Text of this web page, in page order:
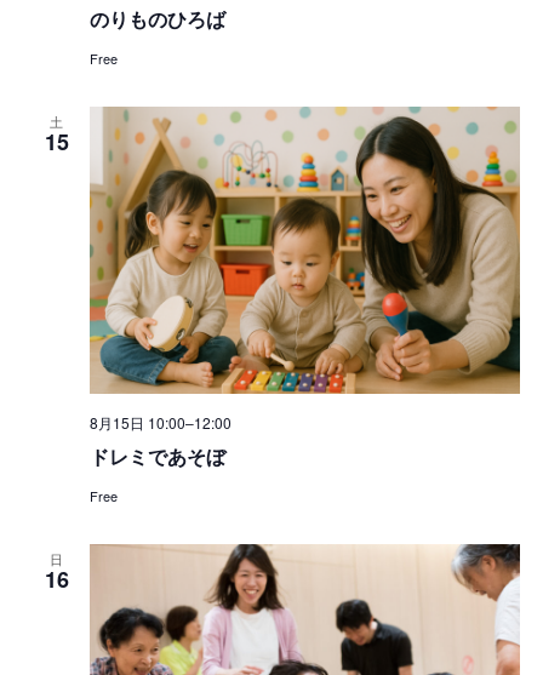
のりものひろば
Free
土
15
8月15日 10:00–12:00
ドレミであそぼ
Free
日
16